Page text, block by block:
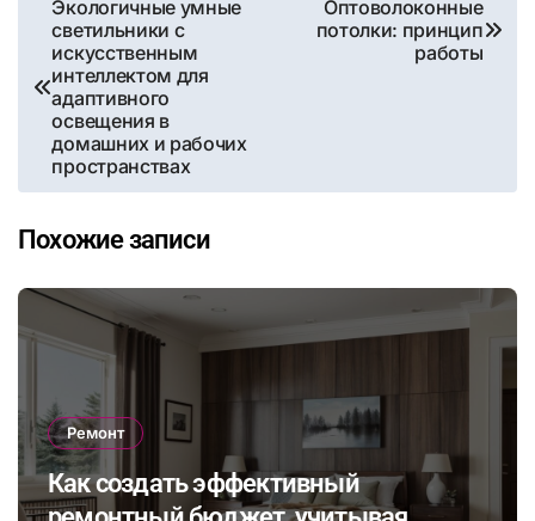
записям
Экологичные умные
светильники с
искусственным
интеллектом для
адаптивного
освещения в
домашних и рабочих
пространствах
Оптоволоконные
потолки: принцип
работы
Похожие записи
Ремонт
Как создать эффективный